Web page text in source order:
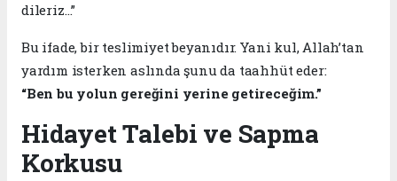
dileriz…”
Bu ifade, bir teslimiyet beyanıdır. Yani kul, Allah’tan
yardım isterken aslında şunu da taahhüt eder:
“Ben bu yolun gereğini yerine getireceğim.”
Hidayet Talebi ve Sapma
Korkusu